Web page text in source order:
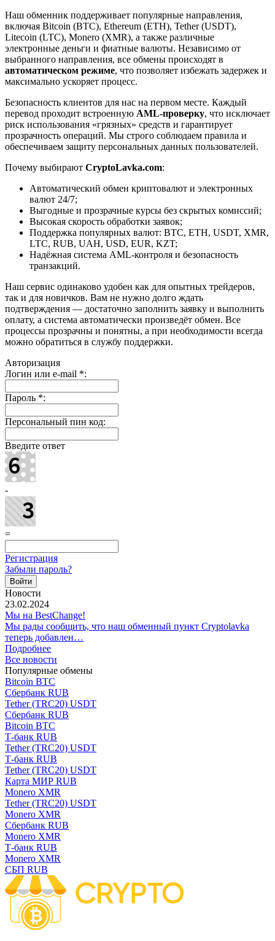
Наш обменник поддерживает популярные направления,
включая Bitcoin (BTC), Ethereum (ETH), Tether (USDT),
Litecoin (LTC), Monero (XMR), а также различные
электронные деньги и фиатные валюты. Независимо от
выбранного направления, все обмены происходят в
автоматическом режиме, что позволяет избежать задержек и
максимально ускоряет процесс.
Безопасность клиентов для нас на первом месте. Каждый
перевод проходит встроенную AML-проверку, что исключает
риск использования «грязных» средств и гарантирует
прозрачность операций. Мы строго соблюдаем правила и
обеспечиваем защиту персональных данных пользователей.
Почему выбирают CryptoLavka.com:
Автоматический обмен криптовалют и электронных
валют 24/7;
Выгодные и прозрачные курсы без скрытых комиссий;
Высокая скорость обработки заявок;
Поддержка популярных валют: BTC, ETH, USDT, XMR,
LTC, RUB, UAH, USD, EUR, KZT;
Надёжная система AML-контроля и безопасность
транзакций.
Наш сервис одинаково удобен как для опытных трейдеров,
так и для новичков. Вам не нужно долго ждать
подтверждения — достаточно заполнить заявку и выполнить
оплату, а система автоматически произведёт обмен. Все
процессы прозрачны и понятны, а при необходимости всегда
можно обратиться в службу поддержки.
Авторизация
Логин или e-mail *:
Пароль *:
Персональный пин код:
Введите ответ
-
=
Регистрация
Забыли пароль?
Новости
23.02.2024
Мы на BestChange!
Мы рады сообщить, что наш обменный пункт Cryptolavka
теперь добавлен…
Подробнее
Все новости
Популярные обмены
Bitcoin BTC
Сбербанк RUB
Tether (TRC20) USDT
Сбербанк RUB
Bitcoin BTC
Т-банк RUB
Tether (TRC20) USDT
Т-банк RUB
Tether (TRC20) USDT
Карта МИР RUB
Monero XMR
Tether (TRC20) USDT
Monero XMR
Сбербанк RUB
Monero XMR
Т-банк RUB
Monero XMR
СБП RUB